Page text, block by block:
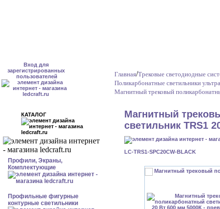
Вход для
зарегистрированных
пользователей
КАТАЛОГ
Профили, Экраны,
Комплектующие
Профильные фигурные
контурные светильники
Главная/Трековые светодиодные
Поликарбонатные светильники
Магнитный трековый
Магнитный
светильник TRS1
LC-TRS1-SPC20CW-BLACK